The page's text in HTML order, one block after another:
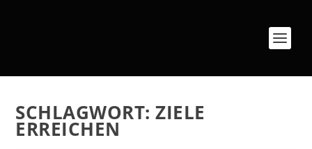
SCHLAGWORT:ZIELE
ERREICHEN